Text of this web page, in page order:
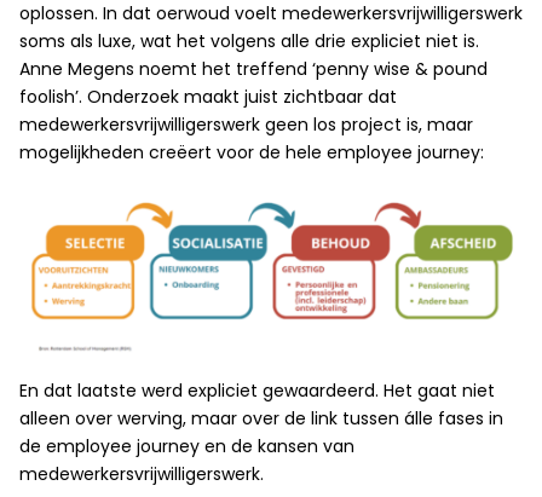
oplossen. In dat oerwoud voelt medewerkersvrijwilligerswerk
soms als luxe, wat het volgens alle drie expliciet niet is.
Anne Megens noemt het treffend ‘penny wise & pound
foolish’. Onderzoek maakt juist zichtbaar dat
medewerkersvrijwilligerswerk geen los project is, maar
mogelijkheden creëert voor de hele employee journey:
En dat laatste werd expliciet gewaardeerd. Het gaat niet
alleen over werving, maar over de link tussen álle fases in
de employee journey en de kansen van
medewerkersvrijwilligerswerk.